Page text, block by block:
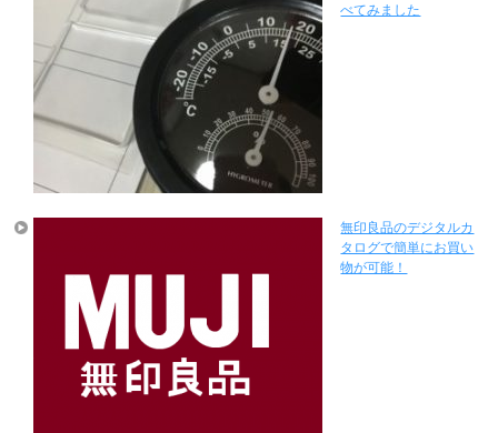
べてみました
無印良品のデジタルカ
タログで簡単にお買い
物が可能！